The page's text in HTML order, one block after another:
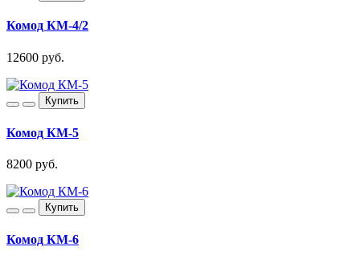
Комод КМ-4/2
12600 руб.
Купить
Комод КМ-5
8200 руб.
Купить
Комод КМ-6